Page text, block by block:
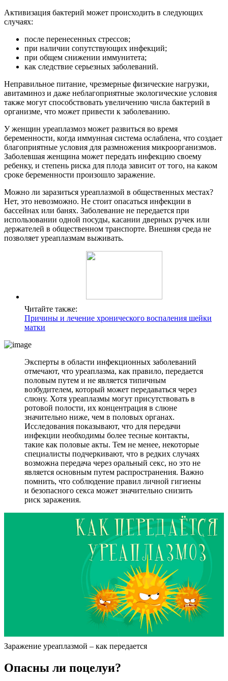
Активизация бактерий может происходить в следующих
случаях:
после перенесенных стрессов;
при наличии сопутствующих инфекций;
при общем снижении иммунитета;
как следствие серьезных заболеваний.
Неправильное питание, чрезмерные физические нагрузки,
авитаминоз и даже неблагоприятные экологические условия
также могут способствовать увеличению числа бактерий в
организме, что может привести к заболеванию.
У женщин уреаплазмоз может развиться во время
беременности, когда иммунная система ослаблена, что создает
благоприятные условия для размножения микроорганизмов.
Заболевшая женщина может передать инфекцию своему
ребенку, и степень риска для плода зависит от того, на каком
сроке беременности произошло заражение.
Можно ли заразиться уреаплазмой в общественных местах?
Нет, это невозможно. Не стоит опасаться инфекции в
бассейнах или банях. Заболевание не передается при
использовании одной посуды, касании дверных ручек или
держателей в общественном транспорте. Внешняя среда не
позволяет уреаплазмам выживать.
Читайте также:
Причины и лечение хронического воспаления шейки
матки
Эксперты в области инфекционных заболеваний
отмечают, что уреаплазма, как правило, передается
половым путем и не является типичным
возбудителем, который может передаваться через
слюну. Хотя уреаплазмы могут присутствовать в
ротовой полости, их концентрация в слюне
значительно ниже, чем в половых органах.
Исследования показывают, что для передачи
инфекции необходимы более тесные контакты,
такие как половые акты. Тем не менее, некоторые
специалисты подчеркивают, что в редких случаях
возможна передача через оральный секс, но это не
является основным путем распространения. Важно
помнить, что соблюдение правил личной гигиены
и безопасного секса может значительно снизить
риск заражения.
Заражение уреаплазмой – как передается
Опасны ли поцелуи?